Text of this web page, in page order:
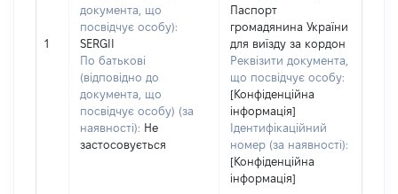
1
документа, що
посвідчує особу):
SERGII
По батькові
(відповідно до
документа, що
посвідчує особу) (за
наявності): Не
застосовується
Паспорт
громадянина України
для виїзду за кордон
Реквізити документа,
що посвідчує особу:
[Конфіденційна
інформація]
Ідентифікаційний
номер (за наявності):
[Конфіденційна
інформація]